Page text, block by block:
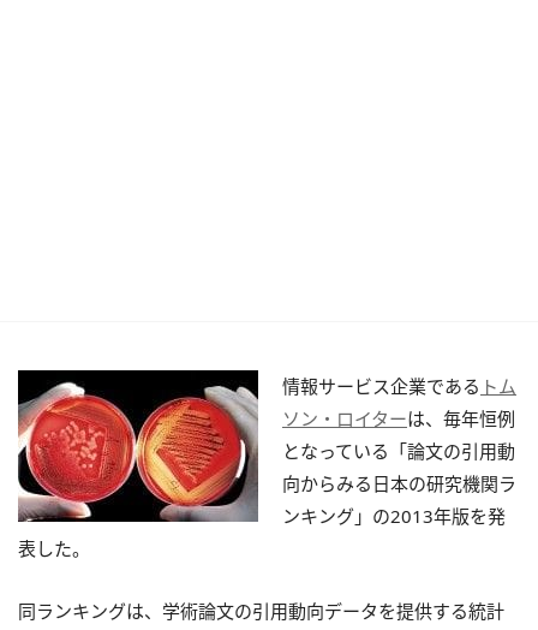
情報サービス企業である トム
ソン・ロイターは、毎年恒例
となっている「論文の引用動
向からみる日本の研究機関ラ
ンキング」の2013年版を発
表した。
同ランキングは、学術論文の引用動向データを提供する統計